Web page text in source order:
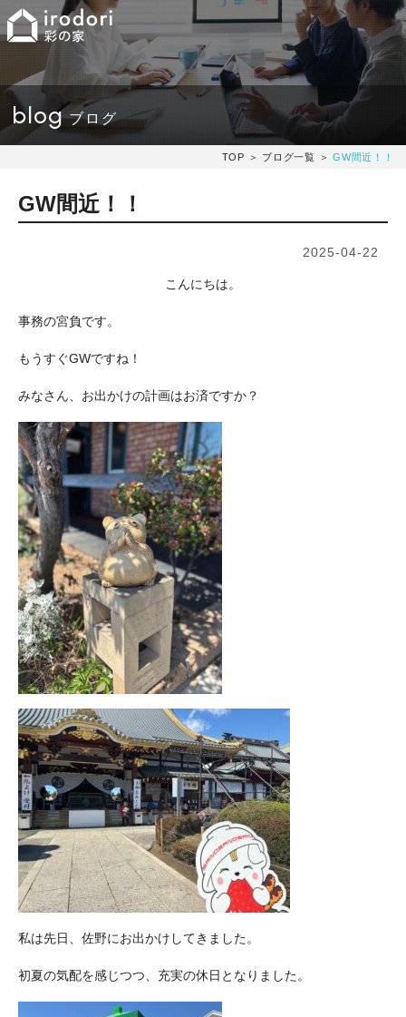
blog ブログ
TOP ＞ ブログ一覧 ＞GW間近！！
GW間近！！
2025-04-22
こんにちは。
事務の宮負です。
もうすぐGWですね！
みなさん、お出かけの計画はお済ですか？
私は先日、佐野にお出かけしてきました。
初夏の気配を感じつつ、充実の休日となりました。